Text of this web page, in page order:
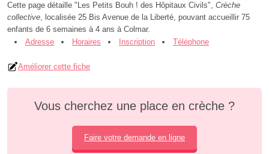
Cette page détaille "Les Petits Bouh ! des Hôpitaux Civils", Crèche
collective, localisée 25 Bis Avenue de la Liberté, pouvant accueillir 75
enfants de 6 semaines à 4 ans à Colmar.
Adresse
Horaires Inscription Téléphone
Améliorer cette fiche
Vous cherchez une place en crèche ?
Faire votre demande en ligne